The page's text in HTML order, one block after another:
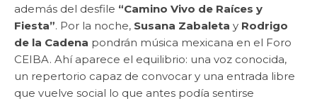
además del desfile “Camino Vivo de Raíces y
Fiesta”. Por la noche, Susana Zabaleta y Rodrigo
de la Cadena pondrán música mexicana en el Foro
CEIBA. Ahí aparece el equilibrio: una voz conocida,
un repertorio capaz de convocar y una entrada libre
que vuelve social lo que antes podía sentirse